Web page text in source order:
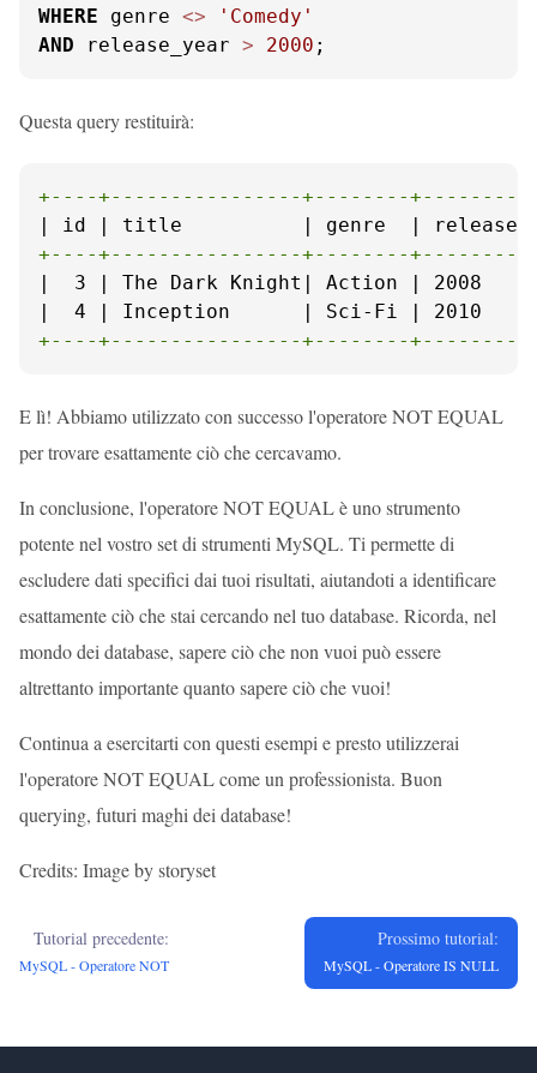
WHERE genre <>
'Comedy'
AND release_year > 2000 ;
Questa query restituirà:
+----+----------------+--------
+----+----------------+--------
|  3 | The Dark Knight| Action | 2008
+----+----------------+--------
E lì! Abbiamo utilizzato con successo l'operatore NOT EQUAL
per trovare esattamente ciò che cercavamo.
In conclusione, l'operatore NOT EQUAL è uno strumento
potente nel vostro set di strumenti MySQL. Ti permette di
escludere dati specifici dai tuoi risultati, aiutandoti a identificare
esattamente ciò che stai cercando nel tuo database. Ricorda, nel
mondo dei database, sapere ciò che non vuoi può essere
altrettanto importante quanto sapere ciò che vuoi!
Continua a esercitarti con questi esempi e presto utilizzerai
l'operatore NOT EQUAL come un professionista. Buon
querying, futuri maghi dei database!
Credits: Image by storyset
Tutorial precedente:
MySQL - Operatore NOT
Prossimo tutorial:
MySQL - Operatore IS NULL